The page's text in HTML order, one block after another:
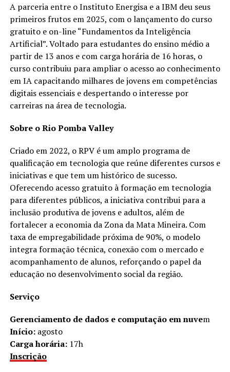
A parceria entre o Instituto Energisa e a IBM deu seus
primeiros frutos em 2025, com o lançamento do curso
gratuito e on-line “Fundamentos da Inteligência
Artificial”. Voltado para estudantes do ensino médio a
partir de 13 anos e com carga horária de 16 horas, o
curso contribuiu para ampliar o acesso ao conhecimento
em IA capacitando milhares de jovens em competências
digitais essenciais e despertando o interesse por
carreiras na área de tecnologia.
Sobre o Rio Pomba Valley
Criado em 2022, o RPV é um amplo programa de
qualificação em tecnologia que reúne diferentes cursos e
iniciativas e que tem um histórico de sucesso.
Oferecendo acesso gratuito à formação em tecnologia
para diferentes públicos, a iniciativa contribui para a
inclusão produtiva de jovens e adultos, além de
fortalecer a economia da Zona da Mata Mineira. Com
taxa de empregabilidade próxima de 90%, o modelo
integra formação técnica, conexão com o mercado e
acompanhamento de alunos, reforçando o papel da
educação no desenvolvimento social da região.
Serviço
Gerenciamento de dados e computação em nuvem
Início: agosto
Carga horária: 17h
Inscrição